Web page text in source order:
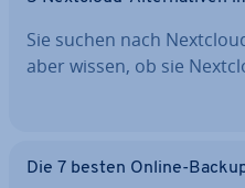
Sie suchen nach
aber wissen, ob sie
Die 7 besten Online-